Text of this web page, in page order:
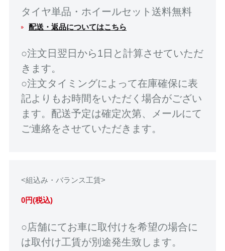
タイヤ単品・ホイールセット送料無料
配送・返品についてはこちら
○注文日翌日から1日と計算させていただ
きます。
○注文タイミングによって在庫確保に表
記よりもお時間をいただく場合がござい
ます。配送予定は確定次第、メールにて
ご連絡をさせていただきます。
<組込み・バランス工賃>
0円(税込)
○店舗にてお車に取付けを希望の場合に
は取付け工賃が別途発生致します。